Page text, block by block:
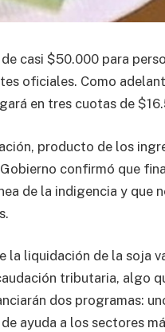
casi $50.000 para
oficiales. Como
en tres cuotas de
producto de los
confirmó que
de la indigencia y que
la liquidación de la soja
tributaria, algo
dos programas:
ayuda a los sectores